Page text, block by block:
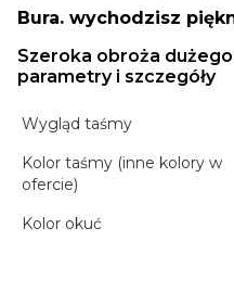
Bura. wychodzisz
Szeroka obroża
parametry i szczegóły
Wygląd taśmy
Kolor taśmy (inne kolory w
ofercie)
Kolor okuć